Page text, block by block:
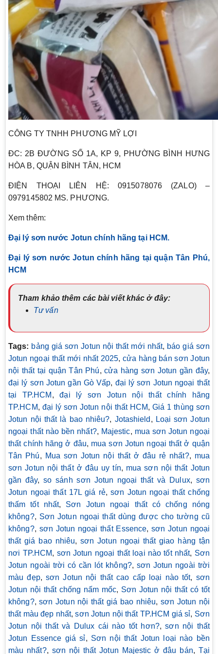
CÔNG TY TNHH PHƯƠNG MỸ LỢI
ĐC: 2B ĐƯỜNG SỐ 1A, KP 9, PHƯỜNG BÌNH HƯNG
HÒA B, QUẬN BÌNH TÂN, HCM
ĐIỆN THOẠI LIÊN HỆ: 0915078076 (ZALO) –
0979145802 MS. PHƯƠNG.
Xem thêm:
Đại lý sơn nước Jotun chính hãng tại HCM.
Đại lý sơn nước Jotun chính hãng tại quận Tân Phú,
HCM
Tham khảo thêm các bài viết khác ở đây:
Tư vấn
Tags: bảng giá sơn Jotun nội thất mới nhất, báo giá sơn
Jotun ngoại thất mới nhất 2025,cửa hàng bán sơn Jotun
nội thất tại quận Tân Phú,cửa hàng sơn Jotun gần đây,
đại lý sơn Jotun gần Gò Vấp, đại lý sơn Jotun ngoại thất
tại TP.HCM ,đại lý sơn Jotun nội thất chính hãng
TP.HCM, đại lý sơn Jotun nội thất HCM,Giá 1 thùng sơn
Jotun nội thất là bao nhiêu?, Jotashield , Loại sơn Jotun
ngoại thất nào bền nhất?, Majestic, mua sơn Jotun ngoại
thất chính hãng ở đâu, mua sơn Jotun ngoại thất ở quận
Tân Phú, Mua sơn Jotun nội thất ở đâu rẻ nhất?, mua
sơn Jotun nội thất ở đâu uy tín, mua sơn nội thất Jotun
gần đây,so sánh sơn Jotun ngoại thất và Dulux, sơn
Jotun ngoại thất 17L giá rẻ,sơn Jotun ngoại thất chống
thấm tốt nhất, Sơn Jotun ngoại thất có chống nóng
không?, Sơn Jotun ngoại thất dùng được cho tường cũ
không?, sơn Jotun ngoại thất Essence,sơn Jotun ngoại
thất giá bao nhiêu,sơn Jotun ngoại thất giao hàng tận
nơi TP.HCM, sơn Jotun ngoại thất loại nào tốt nhất, Sơn
Jotun ngoài trời có cần lót không?, sơn Jotun ngoài trời
màu đẹp,sơn Jotun nội thất cao cấp loại nào tốt, sơn
Jotun nội thất chống nấm mốc, Sơn Jotun nội thất có tốt
không?,sơn Jotun nội thất giá bao nhiêu, sơn Jotun nội
thất màu đẹp nhất,sơn Jotun nội thất TP.HCM giá sỉ, Sơn
Jotun nội thất và Dulux cái nào tốt hơn?,sơn nội thất
Jotun Essence giá sỉ, Sơn nội thất Jotun loại nào bền
màu nhất?, sơn nội thất Jotun Majestic ở đâu bán, Tại